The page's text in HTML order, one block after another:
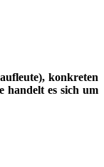
konkreten
handelt es sich um